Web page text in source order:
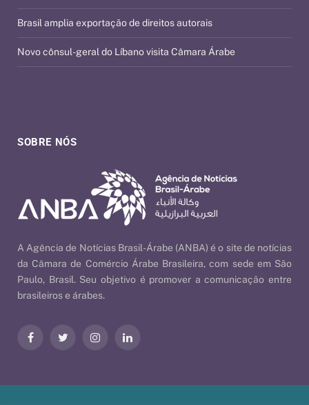
SOBRE NÓS
A Agência de Notícias Brasil-Árabe (ANBA) é o site de notícias
da Câmara de Comércio Árabe Brasileira, com sede em São
Paulo, Brasil. Seu objetivo é promover a comunicação entre
brasileiros e árabes.
FacebookTwitter InstagramLinkedIn
Brasil amplia exportação de direitos autorais
Novo cônsul-geral do Líbano visita Câmara Árabe